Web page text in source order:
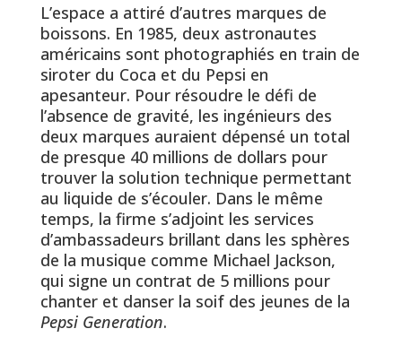
L’espace a attiré d’autres marques de
boissons. En 1985, deux astronautes
américains sont photographiés en train de
siroter du Coca et du Pepsi en
apesanteur. Pour résoudre le défi de
l’absence de gravité, les ingénieurs des
deux marques auraient dépensé un total
de presque 40 millions de dollars pour
trouver la solution technique permettant
au liquide de s’écouler. Dans le même
temps, la firme s’adjoint les services
d’ambassadeurs brillant dans les sphères
de la musique comme Michael Jackson,
qui signe un contrat de 5 millions pour
chanter et danser la soif des jeunes de la
Pepsi Generation.